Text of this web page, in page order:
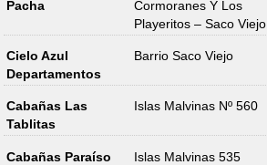
Pacha
Cormoranes Y Los
Playeritos – Saco Viejo
Cielo Azul
Departamentos
Barrio Saco Viejo
Cabañas Las
Tablitas
Islas Malvinas Nº 560
Cabañas Paraíso
Islas Malvinas 535